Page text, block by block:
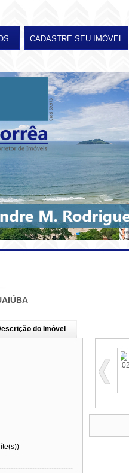
CADASTRE SEU IMÓVEL
do Imóvel